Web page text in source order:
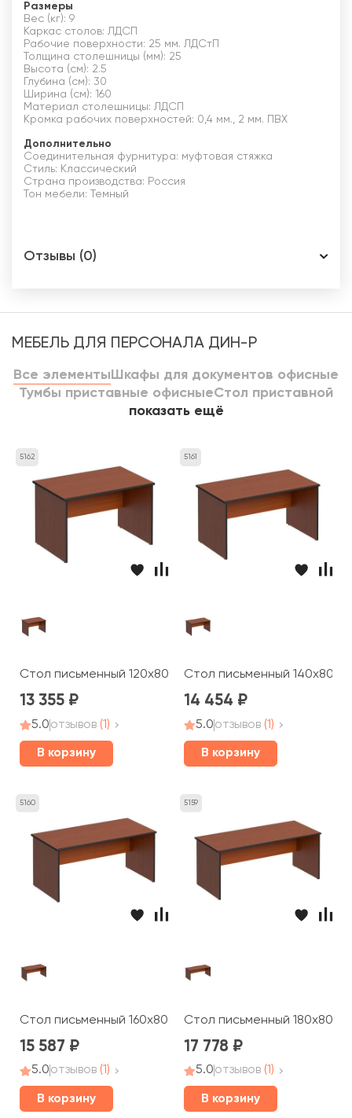
Размеры
Вес (кг): 9
Каркас столов: ЛДСП
Рабочие поверхности: 25 мм. ЛДСтП
Толщина столешницы (мм): 25
Высота (см): 2.5
Глубина (см): 30
Ширина (см): 160
Материал столешницы: ЛДСП
Кромка рабочих поверхностей: 0,4 мм., 2 мм. ПВХ
Дополнительно
Соединительная фурнитура: муфтовая стяжка
Стиль: Классический
Страна производства: Россия
Тон мебели: Темный
Отзывы (0)
МЕБЕЛЬ ДЛЯ ПЕРСОНАЛА ДИН-Р
Все элементы Шкафы для документов офисные
Тумбы приставные офисныеСтол приставной
показать ещё
5162
Стол письменный 120x80x75 Дин-Р
13 355
5.0отзывов (1)
В корзину
5161
Стол письменный
14 454
5.0отзывов (1)
В корзину
5160
Стол письменный 160x80x75 Дин-Р
15 587
5.0отзывов (1)
В корзину
5159
Стол письменный
17 778
5.0отзывов (1)
В корзину